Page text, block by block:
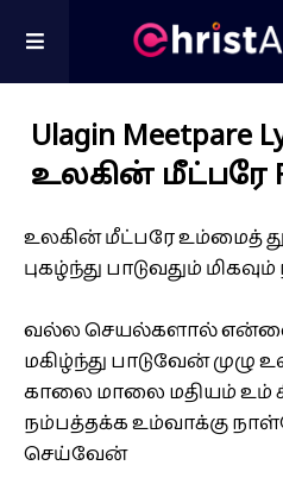
Ulagin Meetpare
உலகின் மீட்பரே
உலகின் மீட்பரே உம்மைத்
புகழ்ந்து பாடுவதும்
வல்ல செயல்களால் என்னை
மகிழ்ந்து பாடுவேன் முழு
காலை மாலை மதியம் உம்
நம்பத்தக்க உம்வாக்கு
செய்வேன்